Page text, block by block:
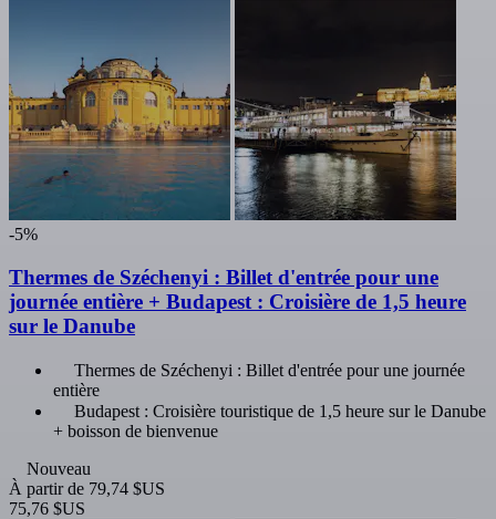
-5%
Thermes de Széchenyi : Billet d'entrée pour une
journée entière + Budapest : Croisière de 1,5 heure
sur le Danube
Thermes de Széchenyi : Billet d'entrée pour une journée
entière
Budapest : Croisière touristique de 1,5 heure sur le Danube
+ boisson de bienvenue
Nouveau
À partir de 79,74 $US
75,76 $US